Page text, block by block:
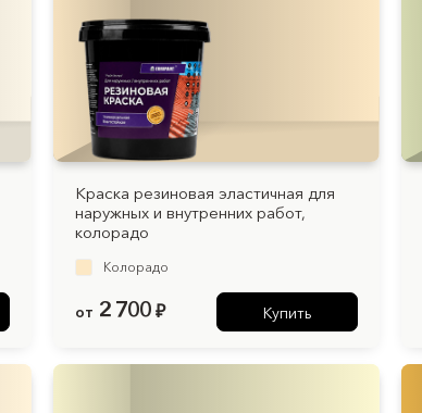
Краска резиновая эластичная для
наружных и внутренних работ,
колорадо
Колорадо
от 2 700 ₽ Купить